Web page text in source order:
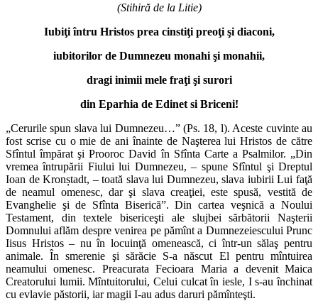
(Stihiră de la Litie)
Iubiţi întru Hristos prea cinstiţi preoţi şi diaconi,
iubitorilor de Dumnezeu monahi şi monahii,
dragi inimii mele fraţi şi surori
din Eparhia de Edinet si Briceni!
„Cerurile spun slava lui Dumnezeu…” (Ps. 18, l). Aceste cuvinte au
fost scrise cu o mie de ani înainte de Naşterea lui Hristos de către
Sfîntul împărat şi Prooroc David în Sfînta Carte a Psalmilor. „Din
vremea întrupării Fiului lui Dumnezeu, – spune Sfîntul şi Dreptul
Ioan de Kronștadt, – toată slava lui Dumnezeu, slava iubirii Lui faţă
de neamul omenesc, dar şi slava creaţiei, este spusă, vestită de
Evanghelie şi de Sfînta Biserică”. Din cartea veşnică a Noului
Testament, din textele bisericeşti ale slujbei sărbătorii Naşterii
Domnului aflăm despre venirea pe pămînt a Dumnezeiescului Prunc
Iisus Hristos – nu în locuinţă omenească, ci într-un sălaş pentru
animale. În smerenie şi sărăcie S-a născut El pentru mîntuirea
neamului omenesc. Preacurata Fecioara Maria a devenit Maica
Creatorului lumii. Mîntuitorului, Celui culcat în iesle, I s-au închinat
cu evlavie păstorii, iar magii I-au adus daruri pămînteşti.